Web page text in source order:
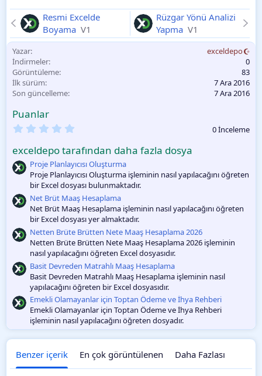
Resmi Excelde
Boyama V1
Rüzgar Yönü Analizi
Yapma V1
Yazar
exceldepo
İndirmeler
0
Görüntüleme
83
İlk sürüm
7 Ara 2016
Son güncelleme
7 Ara 2016
Puanlar
0
O
y
l
a
m
a
0 İnceleme
exceldepo tarafından daha fazla dosya
Proje Planlayıcısı Oluşturma
Proje Planlayıcısı Oluşturma işleminin nasıl yapılacağını öğreten
bir Excel dosyası bulunmaktadır.
Net Brüt Maaş Hesaplama
Net Brüt Maaş Hesaplama işleminin nasıl yapılacağını öğreten
bir Excel dosyası yer almaktadır.
Netten Brüte Brütten Nete Maaş Hesaplama 2026
Netten Brüte Brütten Nete Maaş Hesaplama 2026 işleminin
nasıl yapılacağını öğreten Excel dosyasıdır.
Basit Devreden Matrahlı Maaş Hesaplama
Basit Devreden Matrahlı Maaş Hesaplama işleminin nasıl
yapılacağını öğreten bir Excel dosyasıdır.
Emekli Olamayanlar için Toptan Ödeme ve İhya Rehberi
Emekli Olamayanlar için Toptan Ödeme ve İhya Rehberi
işleminin nasıl yapılacağını öğreten dosyadır.
Benzer içerik En çok görüntülenen Daha Fazlası